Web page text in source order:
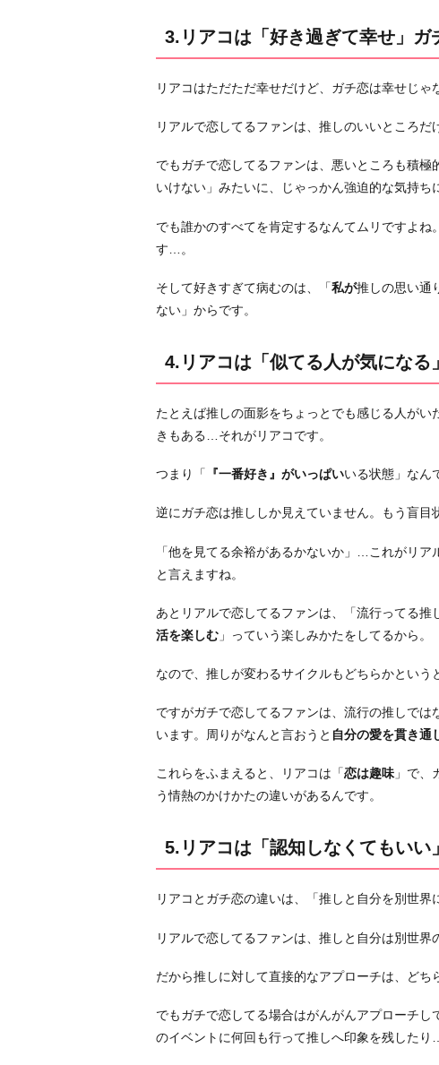
む」
リ
は
「似
る
人
気
に
る」
ガ
チ
恋
「他
ん
見
え
な
い」
リ
は
「認
知
く
も
い」
ガ
恋
は
3.リアコは「好き過ぎて幸せ」ガ
リアコはただただ幸せだけど、ガチ恋は幸せじゃ
リアルで恋してるファンは、推しのいいところだ
でもガチで恋してるファンは、悪いところも積極
いけない」みたいに、じゃっかん強迫的な気持ち
でも誰かのすべてを肯定するなんてムリですよ
す…。
そして好きすぎて病むのは、「私が推しの思い通
ない」からです。
4.リアコは「似てる人が気になる
たとえば推しの面影をちょっとでも感じる人が
きもある…それがリアコです。
つまり「 『一番好き』がいっぱいいる状態」なん
逆にガチ恋は推ししか見えていません。もう盲目
「他を見てる余裕があるかないか」…これがリ
と言えますね。
あとリアルで恋してるファンは、「流行ってる推
活を楽しむ 」っていう楽しみかたをしてるから。
なので、推しが変わるサイクルもどちらかという
ですがガチで恋してるファンは、流行の推しで
います。周りがなんと言おうと 自分の愛を貫き通
これらをふまえると、リアコは「恋は趣味」で、
う情熱のかけかたの違いがあるんです。
5.リアコは「認知しなくてもいい
リアコとガチ恋の違いは、「推しと自分を別世界
リアルで恋してるファンは、推しと自分は別世界
だから推しに対して直接的なアプローチは、どち
でもガチで恋してる場合はがんがんアプローチ
のイベントに何回も行って推しへ印象を残したり